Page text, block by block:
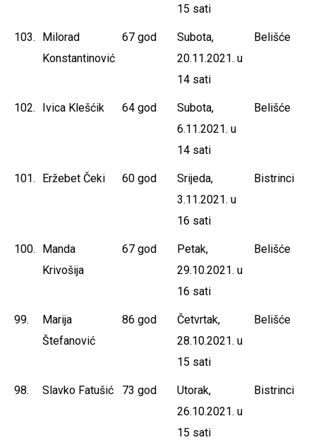
15 sati
103.
Milorad
Konstantinović
67 god
Subota,
20.11.2021. u
14 sati
Belišće
102. Ivica Klešćik 64 god
Subota,
6.11.2021. u
14 sati
Belišće
101. Eržebet Čeki 60 god
Srijeda,
3.11.2021. u
16 sati
Bistrinci
100.
Manda
Krivošija
67 god
Petak,
29.10.2021. u
16 sati
Belišće
99.
Marija
Štefanović
86 god
Četvrtak,
28.10.2021. u
15 sati
Belišće
98. Slavko Fatušić 73 god
Utorak,
26.10.2021. u
15 sati
Bistrinci